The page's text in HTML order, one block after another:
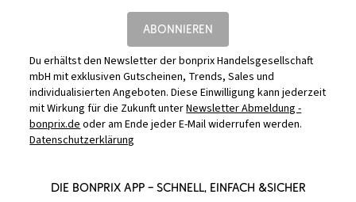
ABONNIEREN
Du erhältst den Newsletter der bonprix Handelsgesellschaft
mbH mit exklusiven Gutscheinen, Trends, Sales und
individualisierten Angeboten. Diese Einwilligung kann jederzeit
mit Wirkung für die Zukunft unterNewsletter Abmeldung -
bonprix.deoder am Ende jeder E-Mail widerrufen werden.
Datenschutzerklärung
DIE BONPRIX APP – SCHNELL, EINFACH &SICHER